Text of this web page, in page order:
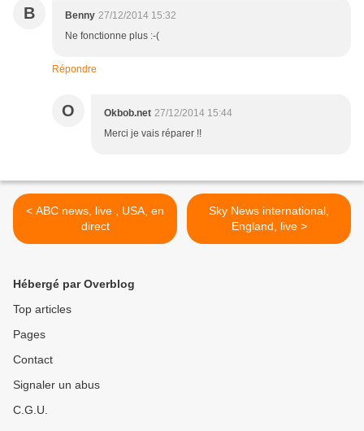
B Benny 27/12/2014 15:32
Ne fonctionne plus :-(
Répondre
O Okbob.net 27/12/2014 15:44
Merci je vais réparer !!
< ABC news, live , USA, en
direct
Sky News international,
England, live >
Hébergé par Overblog
Top articles
Pages
Contact
Signaler un abus
C.G.U.